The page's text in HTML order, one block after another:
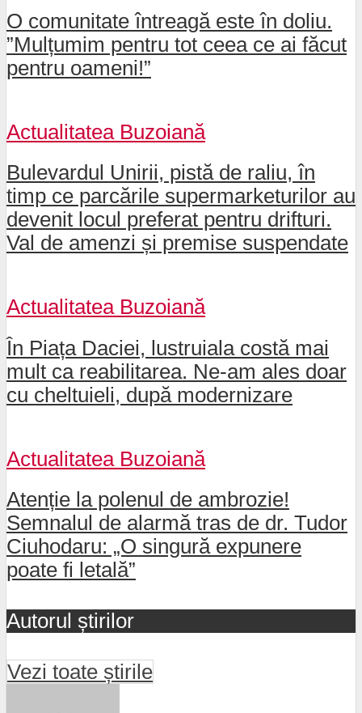
O comunitate întreagă este în doliu.
”Mulțumim pentru tot ceea ce ai făcut
pentru oameni!”
Actualitatea Buzoiană
Bulevardul Unirii, pistă de raliu, în
timp ce parcările supermarketurilor au
devenit locul preferat pentru drifturi.
Val de amenzi și premise suspendate
Actualitatea Buzoiană
În Piața Daciei, lustruiala costă mai
mult ca reabilitarea. Ne-am ales doar
cu cheltuieli, după modernizare
Actualitatea Buzoiană
Atenție la polenul de ambrozie!
Semnalul de alarmă tras de dr. Tudor
Ciuhodaru: „O singură expunere
poate fi letală”
Autorul știrilor
Vezi toate știrile